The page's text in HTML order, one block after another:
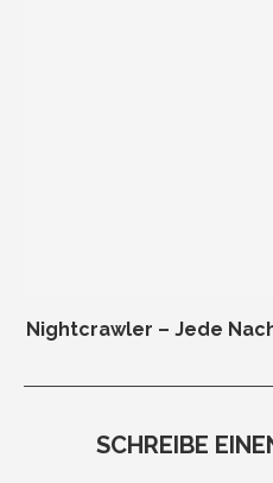
Nightcrawler – Jede
SCHREIBE